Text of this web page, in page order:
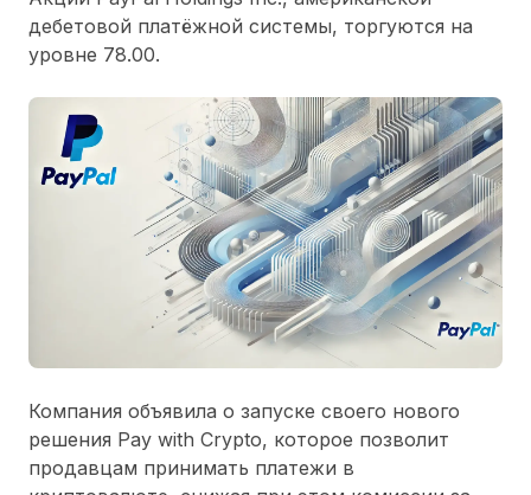
дебетовой платёжной системы, торгуются на
уровне 78.00.
Компания объявила о запуске своего нового
решения Pay with Crypto, которое позволит
продавцам принимать платежи в